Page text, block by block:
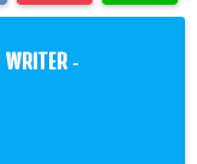
WRITER -